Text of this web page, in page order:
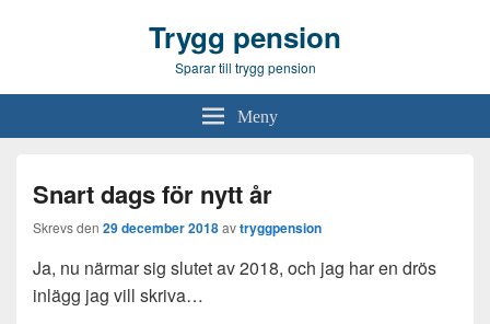
Trygg pension
Sparar till trygg pension
Meny
Snart dags för nytt år
Skrevs den 29 december 2018avtryggpension
Ja, nu närmar sig slutet av 2018, och jag har en drös
inlägg jag vill skriva…